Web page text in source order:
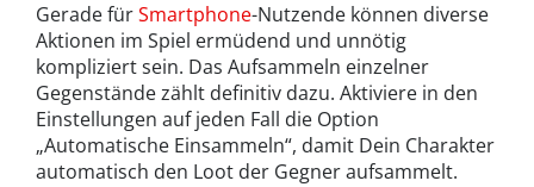
Gerade fürSmartphone-Nutzende können diverse
Aktionen im Spiel ermüdend und unnötig
kompliziert sein. Das Aufsammeln einzelner
Gegenstände zählt definitiv dazu. Aktiviere in den
Einstellungen auf jeden Fall die Option
„Automatische Einsammeln“, damit Dein Charakter
automatisch den Loot der Gegner aufsammelt.